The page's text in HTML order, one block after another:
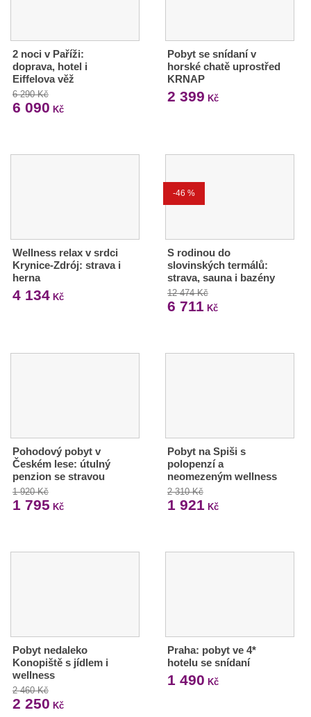
2 noci v Paříži:
doprava, hotel i
Eiffelova věž
6 290 Kč
6 090 Kč
Pobyt se snídaní v
horské chatě uprostřed
KRNAP
2 399 Kč
Wellness relax v srdci
Krynice-Zdrój: strava i
herna
4 134 Kč
-46 %
S rodinou do
slovinských termálů:
strava, sauna i bazény
12 474 Kč
6 711 Kč
Pohodový pobyt v
Českém lese: útulný
penzion se stravou
1 920 Kč
1 795 Kč
Pobyt na Spiši s
polopenzí a
neomezeným wellness
2 310 Kč
1 921 Kč
Pobyt nedaleko
Konopiště s jídlem i
wellness
2 460 Kč
2 250 Kč
Praha: pobyt ve 4*
hotelu se snídaní
1 490 Kč